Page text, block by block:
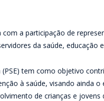
a participação de
da saúde, educação
(PSE) tem como objetivo
à saúde, visando ainda
de crianças e jovens